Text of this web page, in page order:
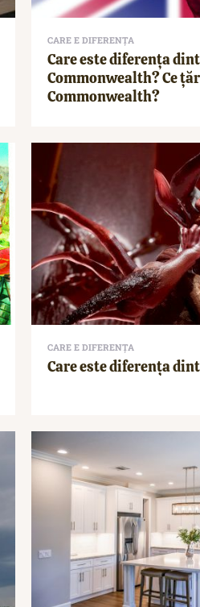
CARE E DIFERENȚA
Care este diferenţa
Commonwealth? Ce
Commonwealth?
CARE E DIFERENȚA
Care este diferența